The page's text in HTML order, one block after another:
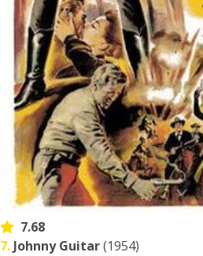
7.68
7. Johnny Guitar(1954)